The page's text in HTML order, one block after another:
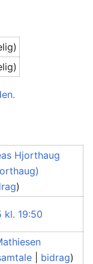
Hjorthaug
)
kl. 19:50
bidrag)